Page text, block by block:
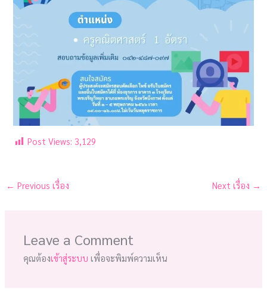
Post Views: 3,129
← Previous เรื่อง Next เรื่อง →
Leave a Comment
คุณต้องเข้าสู่ระบบ เพื่อจะพิมพ์ความเห็น